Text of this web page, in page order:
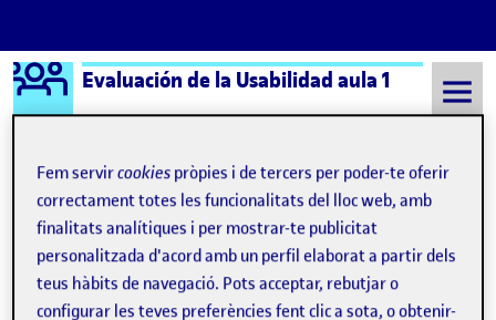
Saltar al contingut
Logo Ágora
Evaluación de la Usabilidad aula 1
Semestre 20212 - Aula 1 Reto 4: Tree test y Paseo Cognitivo
Reto 4: Tree test y Paseo
Fem servircookies pròpies i de tercers per poder-te oferir
correctament totes les funcionalitats del lloc web, amb
finalitats analítiques i per mostrar-te publicitat
personalitzada d'acord amb un perfil elaborat a partir dels
teus hàbits de navegació. Pots acceptar, rebutjar o
configurar les teves preferències fent clic a sota, o obtenir-